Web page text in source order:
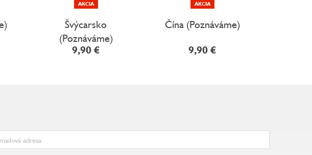
AKCIA
Švýcarsko
(Poznáváme)
9,90 €
AKCIA
Čína (Poznáváme)
9,90 €